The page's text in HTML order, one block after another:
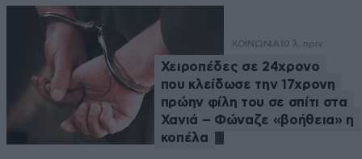
ΚΟΙΝΩΝΙΑ 10 λ. πριν
Χειροπέδες σε 24χρονο
που κλείδωσε την 17χρονη
πρώην φίλη του σε σπίτι στα
Χανιά – Φώναζε «βοήθεια» η
κοπέλα